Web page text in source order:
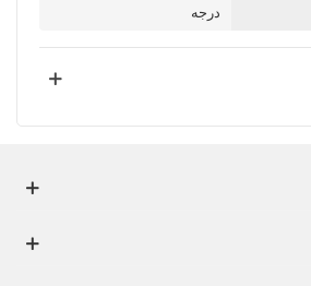
درجه